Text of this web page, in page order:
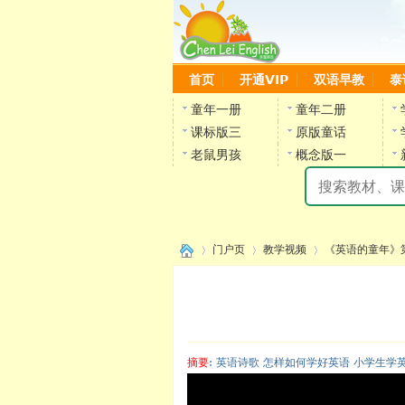
首页 开通VIP 双语早教 泰
童年一册 童年二册
课标版三
原版童话
老鼠男孩
概念版一
陈雷
门户页 教学视频 《英语的童年
摘要: 英语诗歌 怎样如何学好英语 小学生学